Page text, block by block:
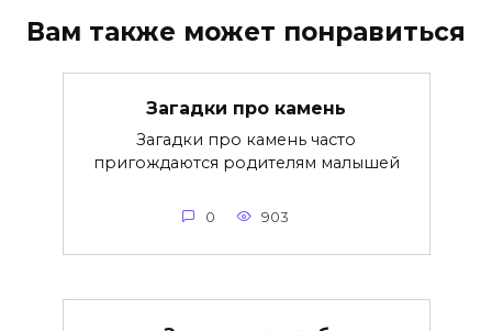
Вам также может понравиться
Загадки про камень
Загадки про камень часто
пригождаются родителям малышей
0 903